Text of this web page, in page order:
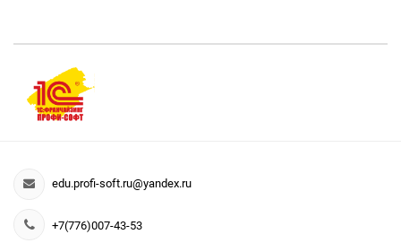
edu.profi-soft.ru@yandex.ru
+7(776)007-43-53